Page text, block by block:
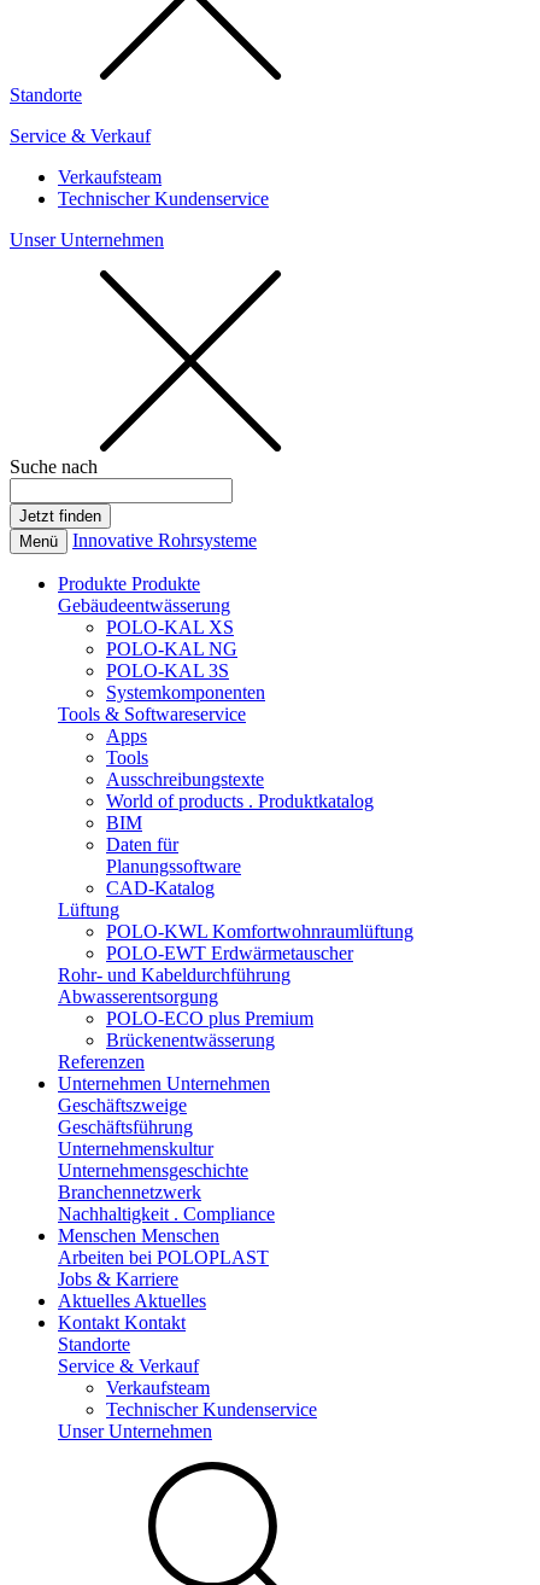
Standorte
Service & Verkauf
Verkaufsteam
Technischer Kundenservice
Unser Unternehmen
Suche nach
Menü Innovative Rohrsysteme
Produkte Produkte
Gebäudeentwässerung
POLO-KAL XS
POLO-KAL NG
POLO-KAL 3S
Systemkomponenten
Tools & Softwareservice
Apps
Tools
Ausschreibungstexte
World of products . Produktkatalog
BIM
Daten für
Planungssoftware
CAD-Katalog
Lüftung
POLO-KWL Komfortwohnraumlüftung
POLO-EWT Erdwärmetauscher
Rohr- und Kabeldurchführung
Abwasserentsorgung
POLO-ECO plus Premium
Brückenentwässerung
Referenzen
Unternehmen Unternehmen
Geschäftszweige
Geschäftsführung
Unternehmenskultur
Unternehmensgeschichte
Branchennetzwerk
Nachhaltigkeit . Compliance
Menschen Menschen
Arbeiten bei POLOPLAST
Jobs & Karriere
Aktuelles Aktuelles
Kontakt Kontakt
Standorte
Service & Verkauf
Verkaufsteam
Technischer Kundenservice
Unser Unternehmen